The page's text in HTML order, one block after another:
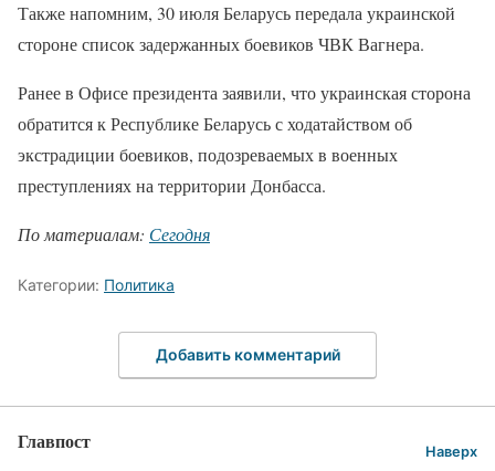
Также напомним, 30 июля Беларусь передала украинской
стороне список задержанных боевиков ЧВК Вагнера.
Ранее в Офисе президента заявили, что украинская сторона
обратится к Республике Беларусь с ходатайством об
экстрадиции боевиков, подозреваемых в военных
преступлениях на территории Донбасса.
По материалам: Сегодня
Категории: Политика
Добавить комментарий
Главпост Наверх